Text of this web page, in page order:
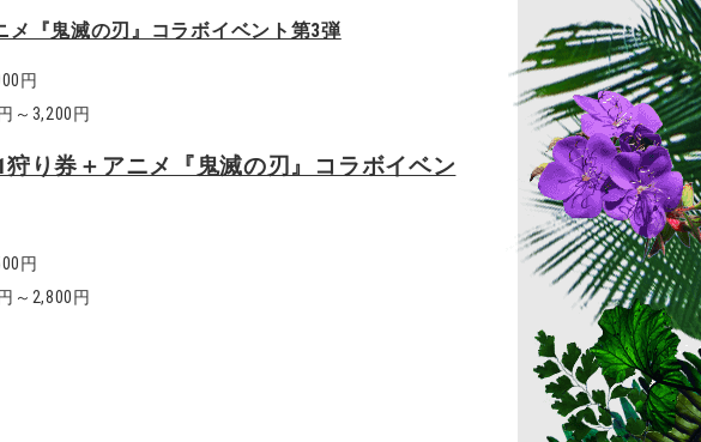
『鬼滅の刃』コラボイベント第3弾
円
～3,200円
り券＋アニメ『鬼滅の刃』コラボイベン
円
～2,800円